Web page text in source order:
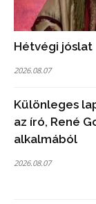
Hétvégi jóslat
2026.08.07
Különleges
az író, René
alkalmából
2026.08.07